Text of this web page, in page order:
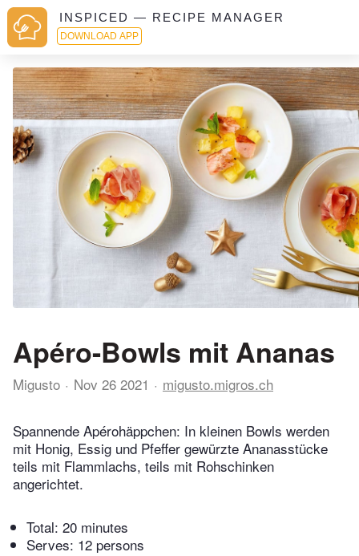
INSPICED — RECIPE MANAGER
DOWNLOAD APP
Apéro-Bowls mit Ananas
Migusto Nov 26 2021 migusto.migros.ch
Spannende Apérohäppchen: In kleinen Bowls werden
mit Honig, Essig und Pfeffer gewürzte Ananasstücke
teils mit Flammlachs, teils mit Rohschinken
angerichtet.
Total: 20 minutes
Serves: 12 persons